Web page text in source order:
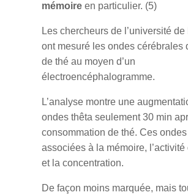
mémoireen particulier. (5)
Les chercheurs de l’université
ont mesuré les ondes cérébrales
de thé au moyen d’un
électroencéphalogramme.
L’analyse montre une
ondes thêta seulement 30 min
consommation de thé. Ces
associées à la mémoire,
et la concentration.
De façon moins marquée, mais